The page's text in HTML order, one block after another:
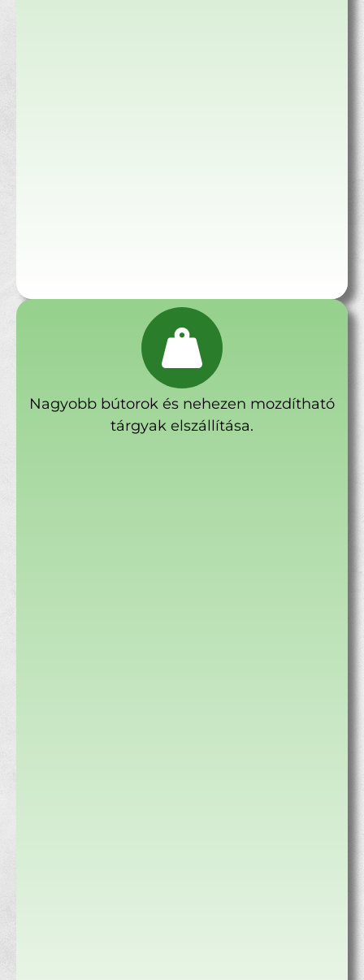
Nagyobb bútorok és nehezen mozdítható
tárgyak elszállítása.